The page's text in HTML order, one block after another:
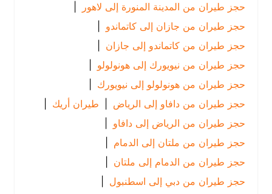
حجز طيران من المدينة المنورة إلى لاهور |
حجز طيران من جازان إلى كاتماندو |
حجز طيران من كاتماندو إلى جازان
|
حجز طيران من نيويورك إلى هونولولو |
حجز طيران من هونولولو إلى نيويورك |
حجز طيران من دافاو إلى الرياض
| طيران أريك
|
حجز طيران من الرياض إلى دافاو
|
حجز طيران من ملتان إلى الدمام
|
حجز طيران من الدمام إلى ملتان |
حجز طيران من دبي إلى اسطنبول |